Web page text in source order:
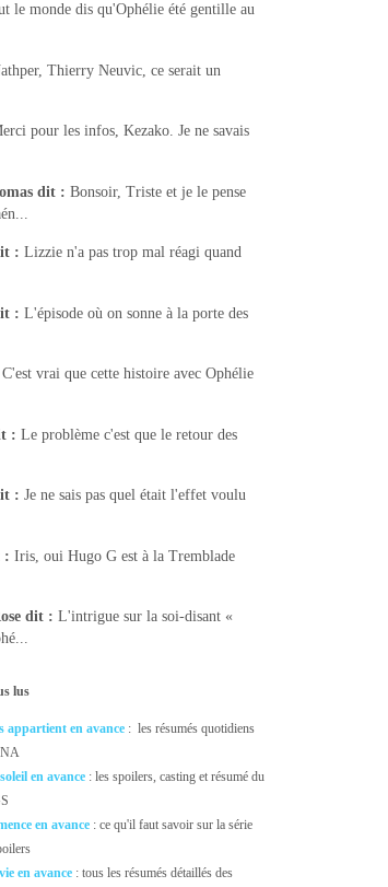
le monde dis qu'Ophélie été gentille au
Thierry Neuvic, ce serait un
pour les infos, Kezako. Je ne savais
dit : Bonsoir, Triste et je le pense
: Lizzie n'a pas trop mal réagi quand
: L'épisode où on sonne à la porte des
C'est vrai que cette histoire avec Ophélie
: Le problème c'est que le retour des
: Je ne sais pas quel était l'effet voulu
: Iris, oui Hugo G est à la Tremblade
dit : L'intrigue sur la soi-disant «
lus
appartient en avance : les résumés quotidiens
en avance : les spoilers, casting et résumé du
en avance : ce qu'il faut savoir sur la série
en avance : tous les résumés détaillés des